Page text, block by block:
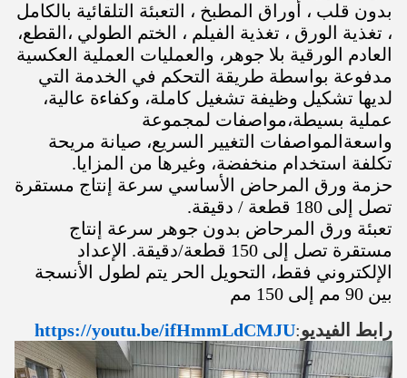
بدون قلب ، أوراق المطبخ ، التعبئة التلقائية بالكامل
، تغذية الورق ، تغذية الفيلم ، الختم الطولي ،القطع،
العادم الورقية بلا جوهر، والعمليات العملية العكسية
مدفوعة بواسطة طريقة التحكم في الخدمة التي
لديها تشكيل وظيفة تشغيل كاملة، وكفاءة عالية،
عملية بسيطة،مواصفات لمجموعة
واسعةالمواصفات التغيير السريع، صيانة مريحة
تكلفة استخدام منخفضة، وغيرها من المزايا.
حزمة ورق المرحاض الأساسي سرعة إنتاج مستقرة
تصل إلى 180 قطعة / دقيقة.
تعبئة ورق المرحاض بدون جوهر سرعة إنتاج
مستقرة تصل إلى 150 قطعة/دقيقة. الإعداد
الإلكتروني فقط، التحويل الحر يتم لطول الأنسجة
بين 90 مم إلى 150 مم
رابط الفيديو:
https://youtu.be/ifHmmLdCMJU